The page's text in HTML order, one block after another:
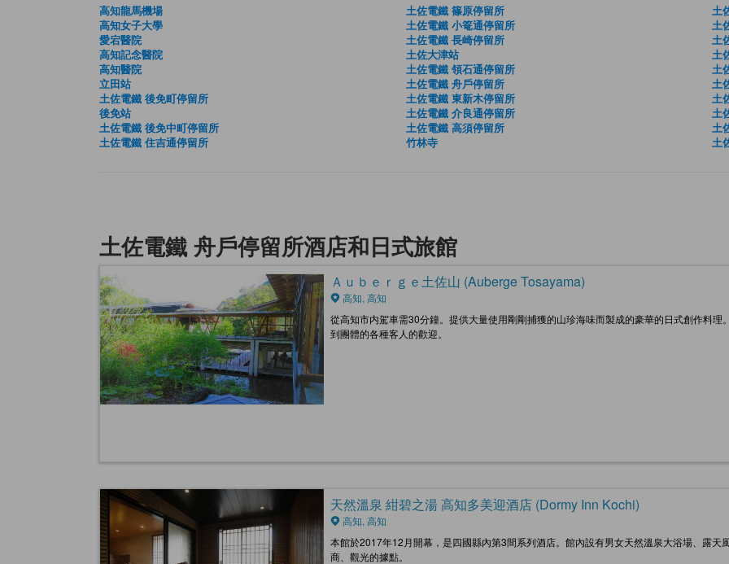
高知龍馬機場
高知女子大學
愛宕醫院
高知記念醫院
高知醫院
立田站
土佐電鐵 後免町停留所
後免站
土佐電鐵 後免中町停留所
土佐電鐵 住吉通停留所
土佐電鐵 篠原停留所
土佐電鐵 小篭通停留所
土佐電鐵 長崎停留所
土佐大津站
土佐電鐵 領石通停留所
土佐電鐵 舟戶停留所
土佐電鐵 東新木停留所
土佐電鐵 介良通停留所
土佐電鐵 高須停留所
竹林寺
土
土
土
土
土
土
土
土
土
土
土佐電鐵 舟戶停留所酒店和日式旅館
Ａｕｂｅｒｇｅ土佐山 (Auberge Tosayama)
高知, 高知
從高知市内駕車需30分鐘。提供大量使用剛剛捕獲的山珍海味而製成的豪華的日式創作料
到團體的各種客人的歡迎。
天然溫泉 紺碧之湯 高知多美迎酒店 (Dormy Inn Kochi)
高知, 高知
本館於2017年12月開幕，是四國縣內第3間系列酒店。館內設有男女天然溫泉大浴場、露
商、觀光的據點。